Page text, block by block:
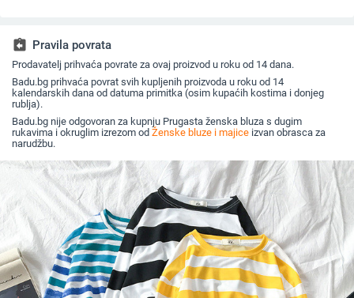
assignment_return Pravila povrata
Prodavatelj prihvaća povrate za ovaj proizvod u roku od 14 dana.
Badu.bg prihvaća povrat svih kupljenih proizvoda u roku od 14
kalendarskih dana od datuma primitka (osim kupaćih kostima i donjeg
rublja).
Badu.bg nije odgovoran za kupnju Prugasta ženska bluza s dugim
rukavima i okruglim izrezom od Ženske bluze i majice izvan obrasca za
narudžbu.